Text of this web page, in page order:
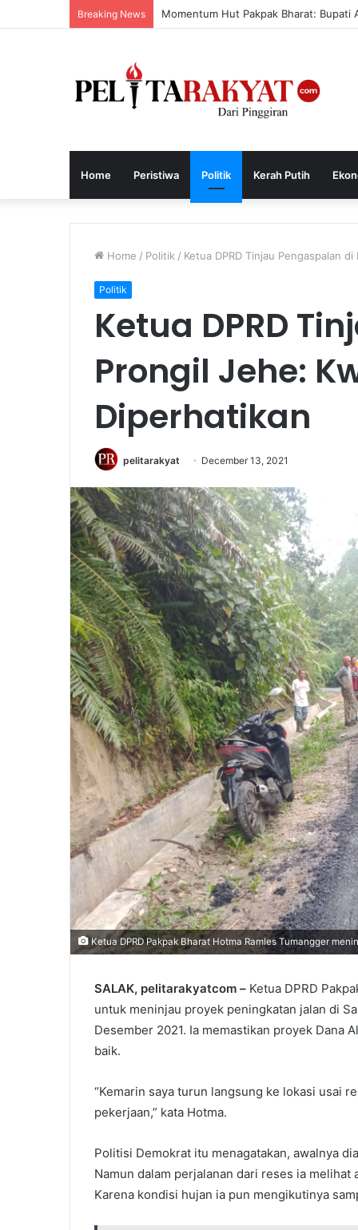
Breaking News Momentum Hut Pakpak Bharat: Bupati
Home Peristiwa Politik Kerah Putih
Home / Politik / Ketua DPRD Tinjau Pengaspalan
Politik
Ketua DPRD
Prongil Jehe:
Diperhatikan
pelitarakyat December 13, 2021
Ketua DPRD Pakpak Bharat Hotma Ramles Tumangger
SALAK, pelitarakyatcom – Ketua DPRD
untuk meninjau proyek peningkatan jalan di
Desember 2021. Ia memastikan proyek Dana
baik.
“Kemarin saya turun langsung ke lokasi usai
pekerjaan,” kata Hotma.
Politisi Demokrat itu menagatakan, awalnya
Namun dalam perjalanan dari reses ia
Karena kondisi hujan ia pun mengikutinya